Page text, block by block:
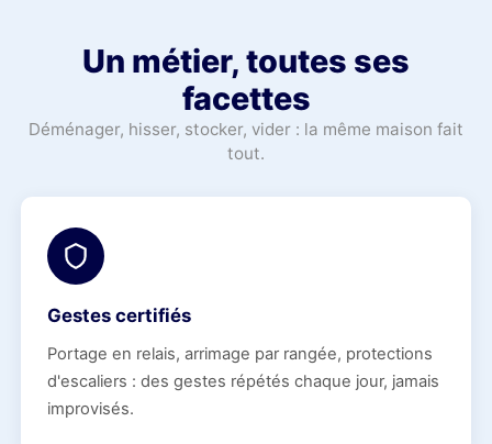
Un métier, toutes ses
facettes
Déménager, hisser, stocker, vider : la même maison fait
tout.
Gestes certifiés
Portage en relais, arrimage par rangée, protections
d'escaliers : des gestes répétés chaque jour, jamais
improvisés.